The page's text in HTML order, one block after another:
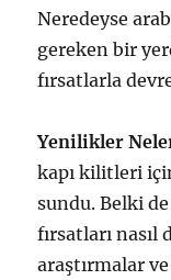
Neredeyse
gereken bir
fırsatlarla
Yenilikler
kapı kilitleri
sundu. Belki
fırsatları
araştırmalar